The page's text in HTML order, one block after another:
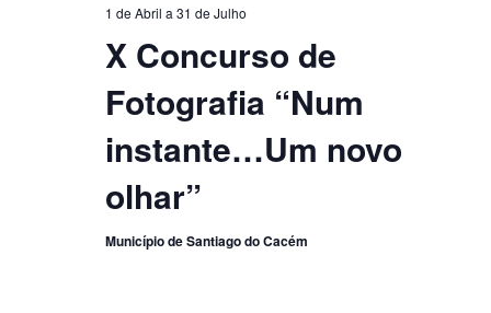
X Concurso de
Fotografia “Num
instante…Um novo
olhar”
1 de Abril a 31 de Julho
Município de Santiago do Cacém